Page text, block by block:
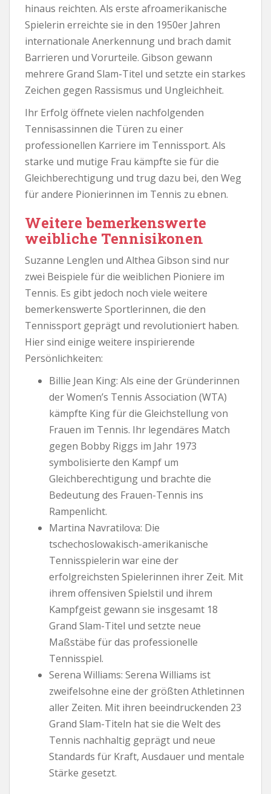
hinaus reichten. Als erste afroamerikanische
Spielerin erreichte sie in den 1950er Jahren
internationale Anerkennung und brach damit
Barrieren und Vorurteile. Gibson gewann
mehrere Grand Slam-Titel und setzte ein starkes
Zeichen gegen Rassismus und Ungleichheit.
Ihr Erfolg öffnete vielen nachfolgenden
Tennisassinnen die Türen zu einer
professionellen Karriere im Tennissport. Als
starke und mutige Frau kämpfte sie für die
Gleichberechtigung und trug dazu bei, den Weg
für andere Pionierinnen im Tennis zu ebnen.
Weitere bemerkenswerte
weibliche Tennisikonen
Suzanne Lenglen und Althea Gibson sind nur
zwei Beispiele für die weiblichen Pioniere im
Tennis. Es gibt jedoch noch viele weitere
bemerkenswerte Sportlerinnen, die den
Tennissport geprägt und revolutioniert haben.
Hier sind einige weitere inspirierende
Persönlichkeiten:
Billie Jean King: Als eine der Gründerinnen
der Women’s Tennis Association (WTA)
kämpfte King für die Gleichstellung von
Frauen im Tennis. Ihr legendäres Match
gegen Bobby Riggs im Jahr 1973
symbolisierte den Kampf um
Gleichberechtigung und brachte die
Bedeutung des Frauen-Tennis ins
Rampenlicht.
Martina Navratilova: Die
tschechoslowakisch-amerikanische
Tennisspielerin war eine der
erfolgreichsten Spielerinnen ihrer Zeit. Mit
ihrem offensiven Spielstil und ihrem
Kampfgeist gewann sie insgesamt 18
Grand Slam-Titel und setzte neue
Maßstäbe für das professionelle
Tennisspiel.
Serena Williams: Serena Williams ist
zweifelsohne eine der größten Athletinnen
aller Zeiten. Mit ihren beeindruckenden 23
Grand Slam-Titeln hat sie die Welt des
Tennis nachhaltig geprägt und neue
Standards für Kraft, Ausdauer und mentale
Stärke gesetzt.